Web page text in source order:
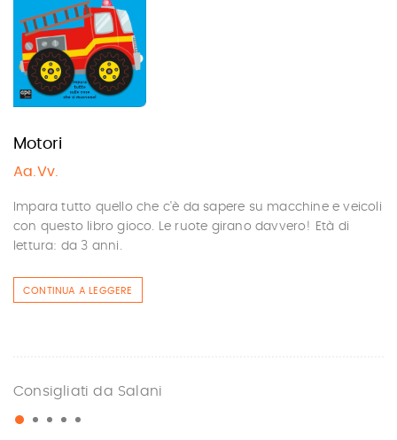
Motori
Aa.Vv.
Impara tutto quello che c'è da sapere su macchine e veicoli
con questo libro gioco. Le ruote girano davvero! Età di
lettura: da 3 anni.
CONTINUA A LEGGERE
Consigliati da Salani